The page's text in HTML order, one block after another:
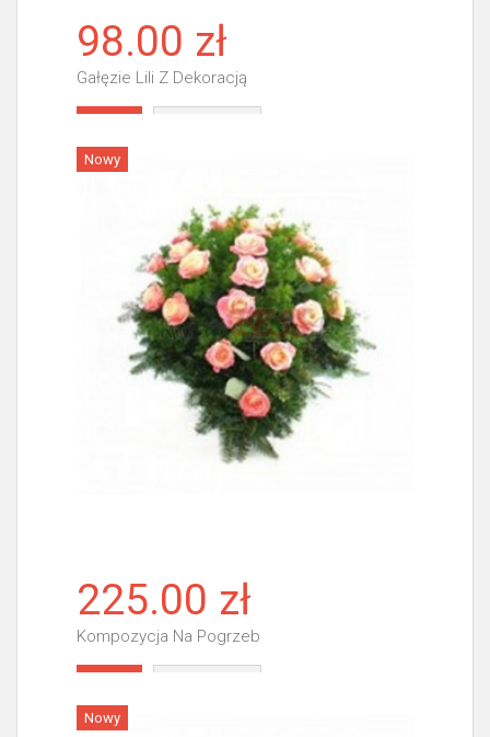
98.00 zł
Gałęzie Lili Z Dekoracją
Nowy
225.00 zł
Kompozycja Na Pogrzeb
Nowy